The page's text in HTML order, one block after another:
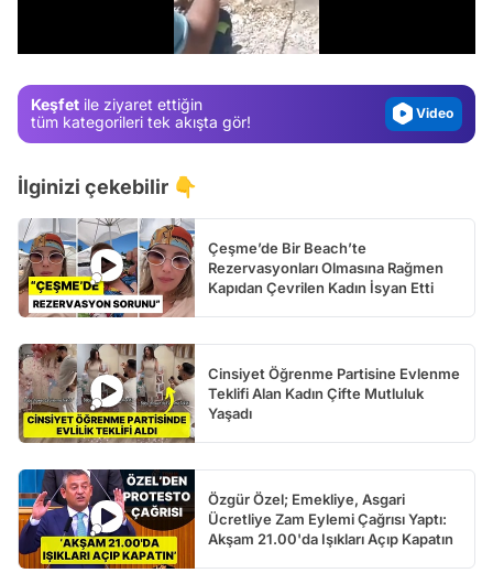
Keşfet ile ziyaret ettiğin
tüm kategorileri tek akışta gör!
Video
İlginizi çekebilir 👇
Çeşme’de Bir Beach’te
Rezervasyonları Olmasına Rağmen
Kapıdan Çevrilen Kadın İsyan Etti
Cinsiyet Öğrenme Partisine Evlenme
Teklifi Alan Kadın Çifte Mutluluk
Yaşadı
Özgür Özel; Emekliye, Asgari
Ücretliye Zam Eylemi Çağrısı Yaptı:
Akşam 21.00'da Işıkları Açıp Kapatın